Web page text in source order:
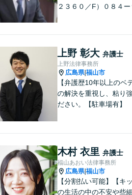
２３６０／F）０８４ー
上野 彰大 弁護士
上野法律事務所
広島県|福山市
【弁護歴10年以上の
の解決を重視し、粘り
ださい。【駐車場有】
木村 衣里 弁護士
福山あおい法律事務所
広島県|福山市
【分割払い可能】【キ
の生活の中の不安や些